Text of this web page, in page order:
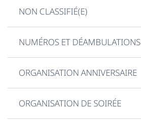
NON CLASSIFIÉ(E)
NUMÉROS ET DÉAMBULATIONS
ORGANISATION ANNIVERSAIRE
ORGANISATION DE SOIRÉE